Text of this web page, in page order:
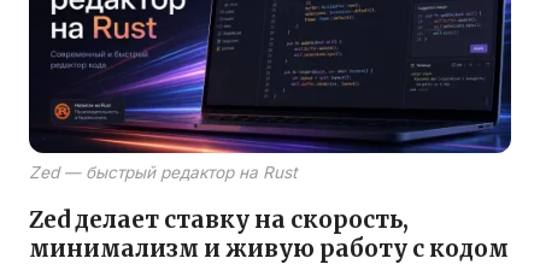
Zed — быстрый редактор на Rust
Zed делает ставку на скорость,
минимализм и живую работу с кодом